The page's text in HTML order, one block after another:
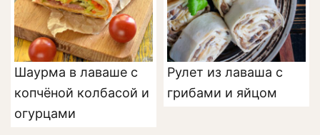
Шаурма в лаваше с
копчёной колбасой и
огурцами
Рулет из лаваша с
грибами и яйцом